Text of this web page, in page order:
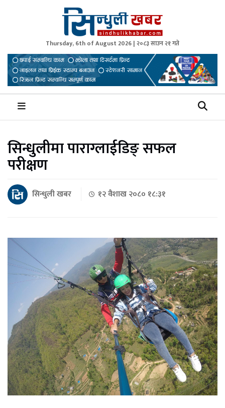
Sindhuli Khabar
News from Sindhuli Nepal
Thursday, 6th of August 2026 | २०८३ साउन २१ गते
सिन्धुलीमा पाराग्लाईडिङ् सफल
परीक्षण
सिन्धुली खबर १२ वैशाख २०८० १८:३१